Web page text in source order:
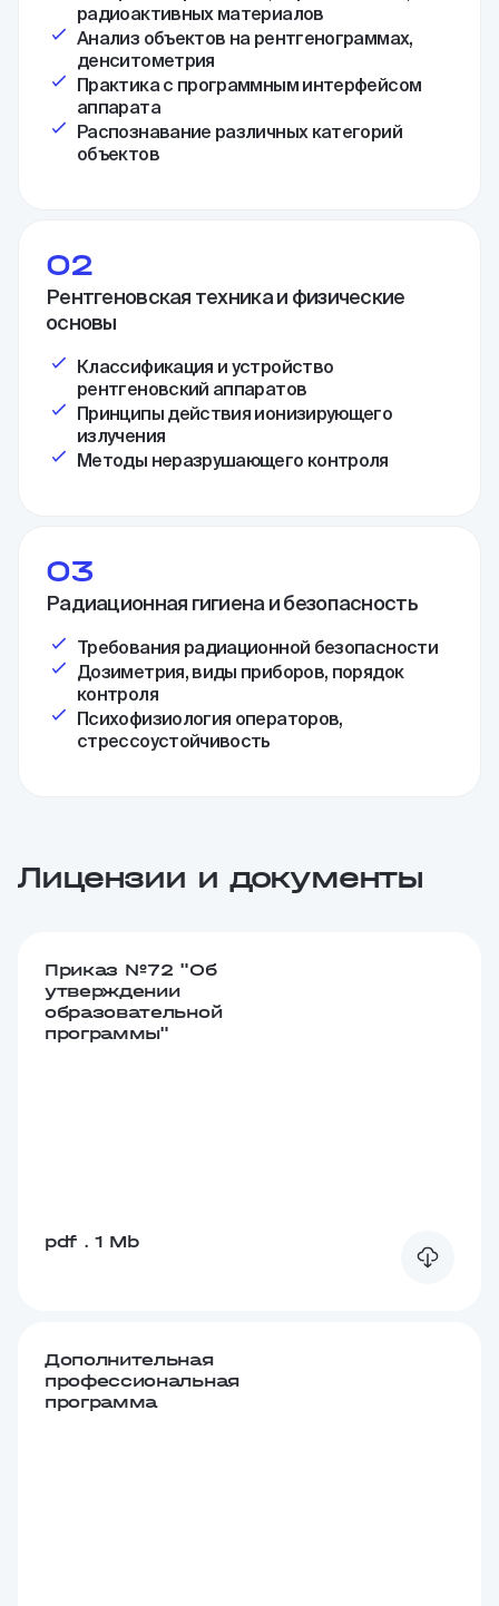
радиоактивных материалов
Анализ объектов на рентгенограммах,
денситометрия
Практика с программным интерфейсом
аппарата
Распознавание различных категорий
объектов
02
Рентгеновская техника и физические
основы
Классификация и устройство
рентгеновский аппаратов
Принципы действия ионизирующего
излучения
Методы неразрушающего контроля
03
Радиационная гигиена и безопасность
Требования радиационной безопасности
Дозиметрия, виды приборов, порядок
контроля
Психофизиология операторов,
стрессоустойчивость
Лицензии и документы
Приказ №72 "Об
утверждении
образовательной
программы"
pdf . 1 Mb
Дополнительная
профессиональная
программа